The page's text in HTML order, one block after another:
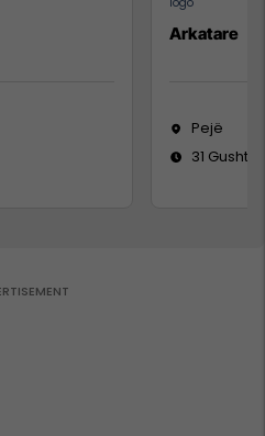
Arkatare
Pejë
31 Gusht